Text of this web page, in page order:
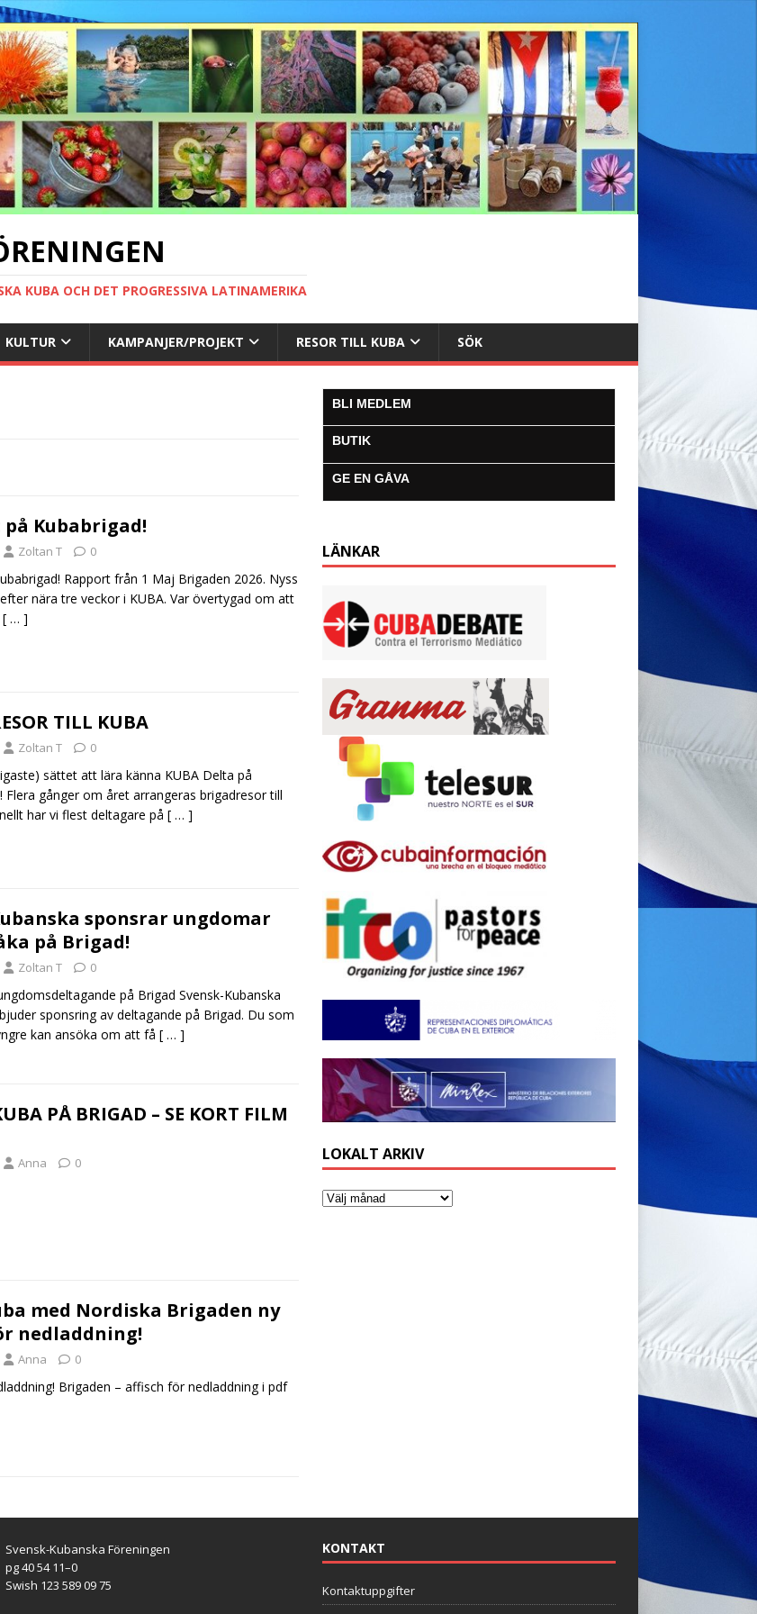
KUBA OCH DET PROGRESSIVA LATINAMERIKA
KULTUR KAMPANJER/PROJEKT RESOR TILL KUBA SÖK
på Kubabrigad!
Zoltan T 0
Rapport från 1 Maj Brigaden 2026. Nyss
nära tre veckor i KUBA. Var övertygad om att
[ … ]
TILL KUBA
Zoltan T 0
sättet att lära känna KUBA Delta på
Flera gånger om året arrangeras brigadresor till
har vi flest deltagare på [ … ]
sponsrar ungdomar
på Brigad!
Zoltan T 0
på Brigad Svensk-Kubanska
sponsring av deltagande på Brigad. Du som
kan ansöka om att få [ … ]
PÅ BRIGAD – SE KORT FILM
Anna 0
med Nordiska Brigaden ny
nedladdning!
Anna 0
Brigaden – affisch för nedladdning i pdf
BLI MEDLEM
BUTIK
GE EN GÅVA
LÄNKAR
LOKALT ARKIV
Svensk-Kubanska Föreningen
pg 40 54 11–0
Swish 123 589 09 75
KONTAKT
Kontaktuppgifter